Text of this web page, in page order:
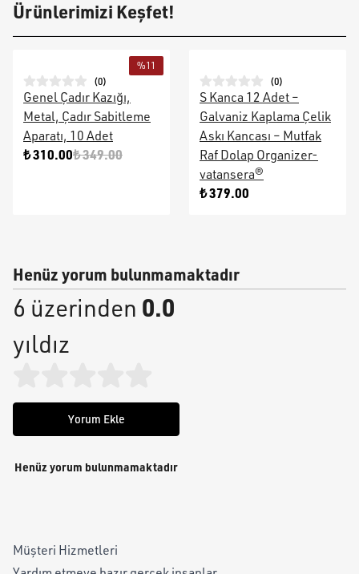
Ürünlerimizi Keşfet!
%11
(0)
Genel Çadır Kazığı,
Metal, Çadır Sabitleme
Aparatı, 10 Adet
₺ 310.00₺ 349.00
(0)
S Kanca 12 Adet –
Galvaniz Kaplama Çelik
Askı Kancası – Mutfak
Raf Dolap Organizer-
vatansera®
₺ 379.00
Henüz yorum bulunmamaktadır
6 üzerinden 0.0
yıldız
Yorum Ekle
Henüz yorum bulunmamaktadır
Müşteri Hizmetleri